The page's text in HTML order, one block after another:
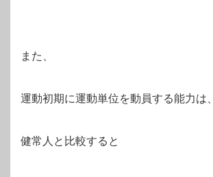
また、
運動初期に運動単位を動員する能力は、
健常人と比較すると